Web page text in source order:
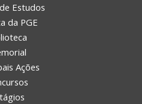
Estudos
da PGE
Ações